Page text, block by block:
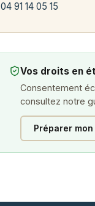
04 91 14 05 15
Vos droits en
Consentement
consultez notre
Préparer